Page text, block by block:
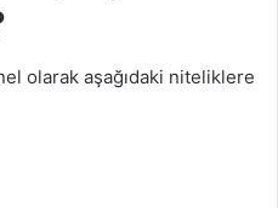
olarak aşağıdaki niteliklere